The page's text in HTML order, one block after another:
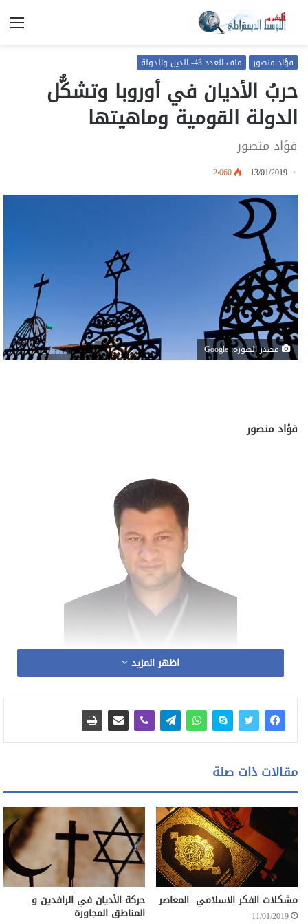
فؤاد منصور ملف العدد 43- الدين والدولة
حربُ الأديان في أوروبا وتشكُّل
الدولة القومية وماهيتها
فؤاد منصور
13/01/2019 2٬060
مصدر الصورة: Google
فؤاد منصور
في القرون الوسطى شهدت أوروبا العديدُ من الصراعات الدامية
الذي جعل من أوروبا ميداناً للصراع الذي حصد أرواح آلاف من
البشر، حيث عاشت أوروبا فترة من أحلك فترات حياتها ظلمة أثناء
الحروب الدينية؛ حيث كانت السلطة فيها مقسمة بين سلطة دينية
في يد البابا في روما وسلطة زمنية تمثلها الإمبراطورية الرومانية
المقدسة.
اظهر المزيد
مقالات ذات صلة
مشكلات الفكر الاسلامي المعاصر
11/01/2019
حركة الأديان في الرافدين و
المناطق المجاورة